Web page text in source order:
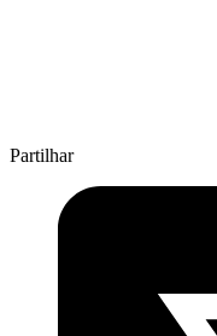
Partilhar